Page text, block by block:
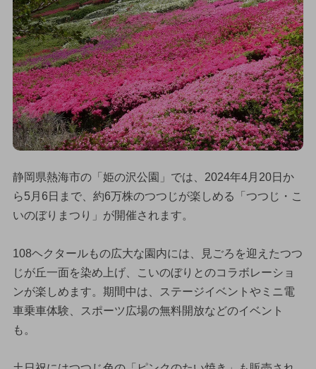
静岡県熱海市の「姫の沢公園」では、2024年4月20日か
ら5月6日まで、約6万株のつつじが楽しめる「つつじ・こ
いのぼりまつり」が開催されます。
108ヘクタールもの広大な園内には、見ごろを迎えたつつ
じが丘一面を染め上げ、こいのぼりとのコラボレーショ
ンが楽しめます。期間中は、ステージイベントやミニ電
車乗車体験、スポーツ広場の無料開放などのイベント
も。